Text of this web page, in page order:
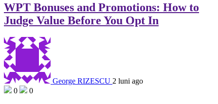
WPT Bonuses and Promotions: How to
Judge Value Before You Opt In
George RIZESCU 2 luni ago
0
0